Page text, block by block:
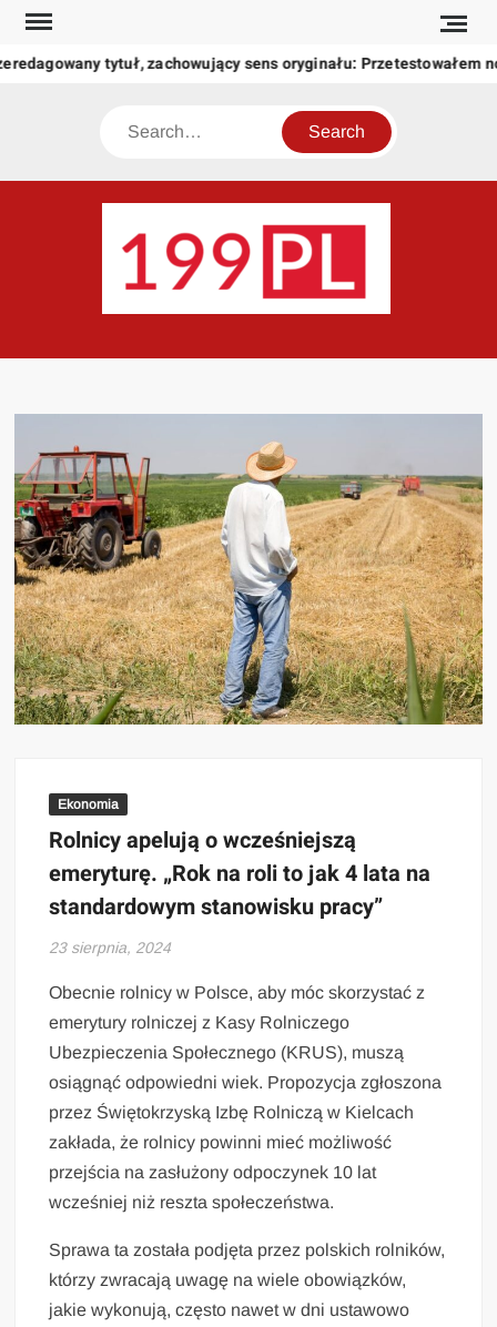
Skip
content
tytuł, zachowujący sens oryginału: Przetestowałem
Search
świat
Ekonomia
Rolnicy apelują o wcześniejszą
emeryturę. „Rok na roli to jak 4 lata na
standardowym stanowisku pracy”
23 sierpnia, 2024
Obecnie rolnicy w Polsce, aby móc skorzystać z
emerytury rolniczej z Kasy Rolniczego
Ubezpieczenia Społecznego (KRUS), muszą
osiągnąć odpowiedni wiek. Propozycja zgłoszona
przez Świętokrzyską Izbę Rolniczą w Kielcach
zakłada, że rolnicy powinni mieć możliwość
przejścia na zasłużony odpoczynek 10 lat
wcześniej niż reszta społeczeństwa.
Sprawa ta została podjęta przez polskich rolników,
którzy zwracają uwagę na wiele obowiązków,
jakie wykonują, często nawet w dni ustawowo